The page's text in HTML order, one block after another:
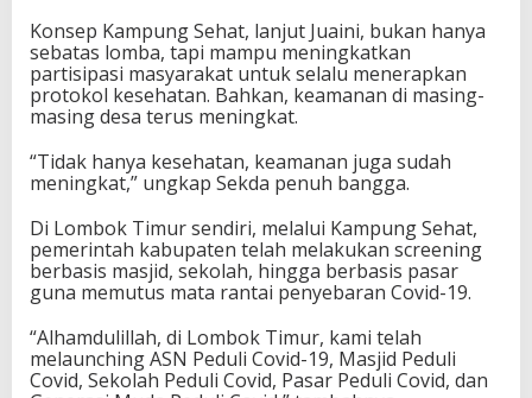
Konsep Kampung Sehat, lanjut Juaini, bukan hanya
sebatas lomba, tapi mampu meningkatkan
partisipasi masyarakat untuk selalu menerapkan
protokol kesehatan. Bahkan, keamanan di masing-
masing desa terus meningkat.
“Tidak hanya kesehatan, keamanan juga sudah
meningkat,” ungkap Sekda penuh bangga.
Di Lombok Timur sendiri, melalui Kampung Sehat,
pemerintah kabupaten telah melakukan screening
berbasis masjid, sekolah, hingga berbasis pasar
guna memutus mata rantai penyebaran Covid-19.
“Alhamdulillah, di Lombok Timur, kami telah
melaunching ASN Peduli Covid-19, Masjid Peduli
Covid, Sekolah Peduli Covid, Pasar Peduli Covid, dan